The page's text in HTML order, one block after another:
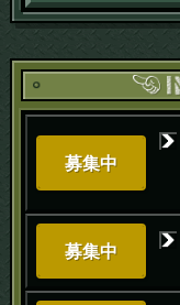
募集中
募集中